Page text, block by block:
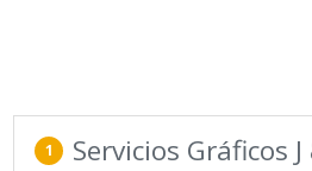
1 Servicios Gráficos J